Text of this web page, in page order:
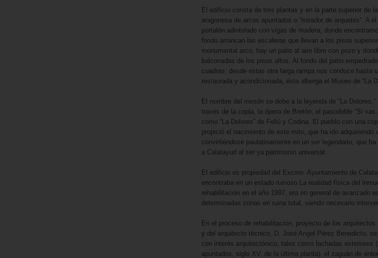
El edificio consta de tres plantas y en la parte superior de
aragonesa de arcos apuntados o “mirador de arquetes”. A
portalón adintelado con vigas de madera, donde
fondo arrancan las escaleras que llevan a los pisos
monumental arco, hay un patio al aire libre con pozo y
balconadas de los pisos altos. Al fondo del patio
cuadras, desde estas otra larga rampa nos conduce hasta
restaurada y acondicionada, ésta alberga el Museo de “La
El nombre del mesón se debe a la leyenda de “La
través de la copla, la ópera de Bretón; el pasodoble “Si
como “La Dolores” de Feliú y Codina. El pueblo con una
propició el nacimiento de este mito, que ha ido adquiriendo
convirtiéndose paulatinamente en un ser legendario, que
a Calatayud al ser ya patrimonio universal.
El edificio es propiedad del Excmo. Ayuntamiento de
encontraba en un estado ruinoso La realidad física del
rehabilitación en el año 1997, era en general de avanzado
determinadas zonas en ruina total, siendo necesario
En el proceso de rehabilitación, proyecto de los
y del arquitecto técnico, D. José Angel Pérez Benedicto,
con interés arquitectónico, tales como fachadas exteriores
apuntados, siglo XV, de la última planta), el zaguán de